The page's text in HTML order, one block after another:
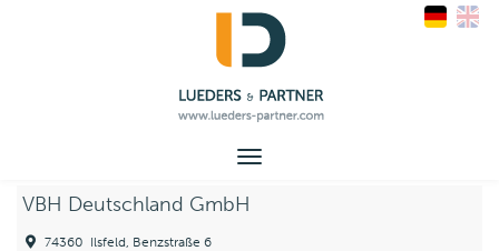
Toggle
VBH Deutschland GmbH
74360 Ilsfeld, Benzstraße 6